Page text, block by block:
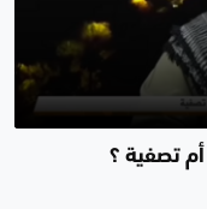
تصفية ؟